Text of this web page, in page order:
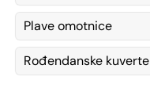
Plave omotnice
Rođendanske kuverte